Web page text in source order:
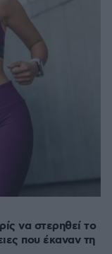
να στερηθεί το
που έκαναν τη